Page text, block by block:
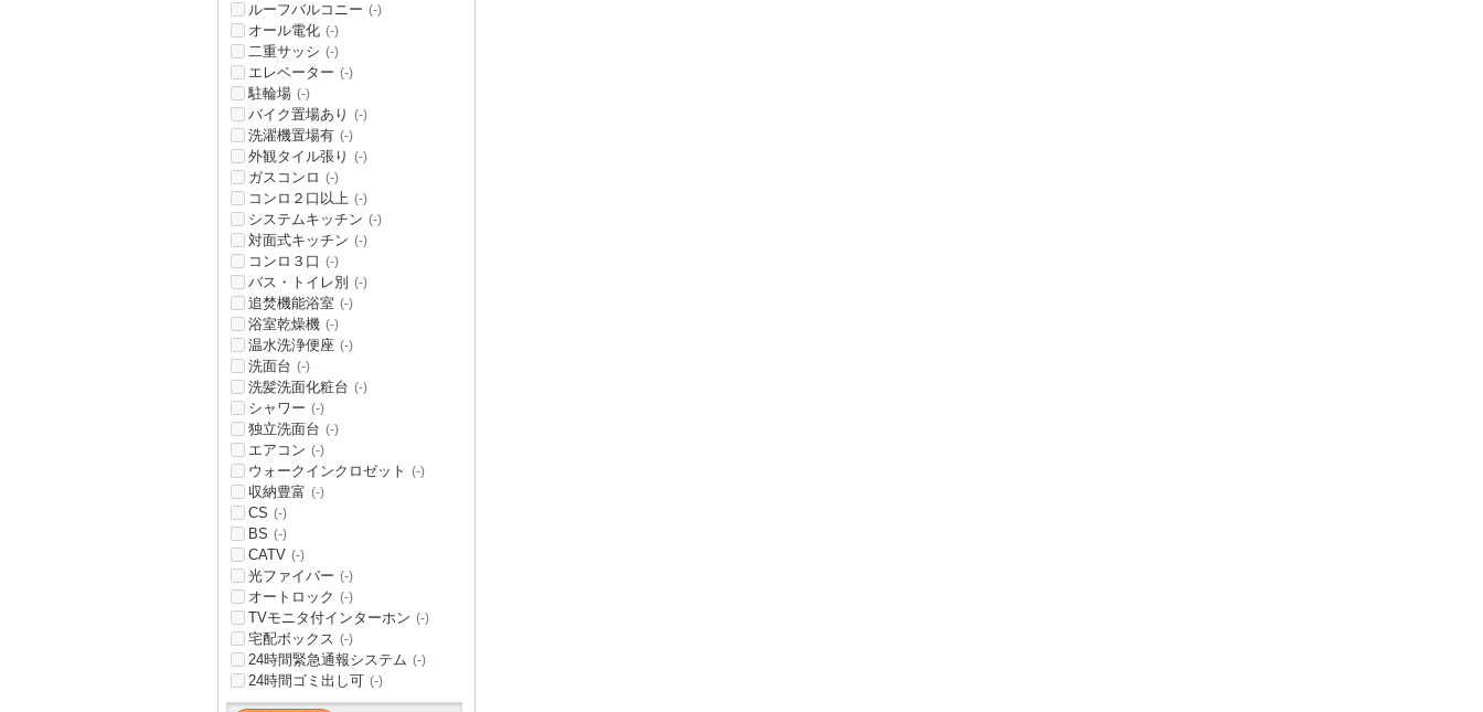
ルーフバルコニー (-)
オール電化 (-)
二重サッシ (-)
エレベーター (-)
駐輪場 (-)
バイク置場あり (-)
洗濯機置場有 (-)
外観タイル張り (-)
ガスコンロ (-)
コンロ２口以上 (-)
システムキッチン (-)
対面式キッチン (-)
コンロ３口 (-)
バス・トイレ別 (-)
追焚機能浴室 (-)
浴室乾燥機 (-)
温水洗浄便座 (-)
洗面台 (-)
洗髪洗面化粧台 (-)
シャワー (-)
独立洗面台 (-)
エアコン (-)
ウォークインクロゼット (-)
収納豊富 (-)
CS (-)
BS (-)
CATV (-)
光ファイバー (-)
オートロック (-)
TVモニタ付インターホン (-)
宅配ボックス (-)
24時間緊急通報システム (-)
24時間ゴミ出し可 (-)